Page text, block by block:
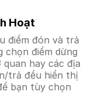
Hoạt
điểm đón và trả
chọn điểm dừng
hay các địa
trả đều hiển thị
bạn tùy chọn